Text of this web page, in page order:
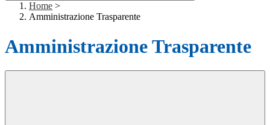
Home >
Amministrazione Trasparente
Amministrazione Trasparente